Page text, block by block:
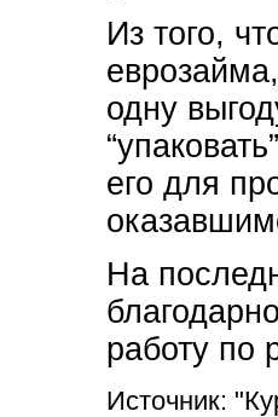
Из того,
одну
его для
На
работу по
Источник: